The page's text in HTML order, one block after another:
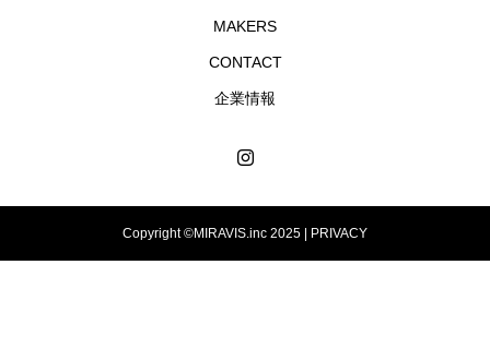
MAKERS
CONTACT
企業情報
Copyright ©MIRAVIS.inc 2025 | PRIVACY